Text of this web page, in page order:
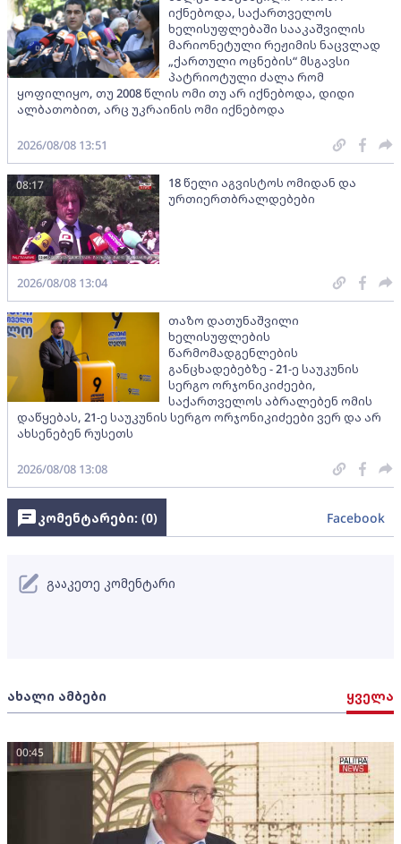
იქნებოდა, საქართველოს
ხელისუფლებაში სააკაშვილის
მარიონეტული რეჟიმის ნაცვლად
„ქართული ოცნების“ მსგავსი
პატრიოტული ძალა რომ
ყოფილიყო, თუ 2008 წლის ომი თუ არ იქნებოდა, დიდი
ალბათობით, არც უკრაინის ომი იქნებოდა
2026/08/08 13:51
18 წელი აგვისტოს ომიდან და
ურთიერთბრალდებები
08:17
2026/08/08 13:04
თაზო დათუნაშვილი
ხელისუფლების
წარმომადგენლების
განცხადებებზე - 21-ე საუკუნის
სერგო ორჯონიკიძეები,
საქართველოს აბრალებენ ომის
დაწყებას, 21-ე საუკუნის სერგო ორჯონიკიძეები ვერ და არ
ახსენებენ რუსეთს
2026/08/08 13:08
ახალი ამბები ყველა
00:45
კომენტარები: (0) Facebook
გააკეთე კომენტარი